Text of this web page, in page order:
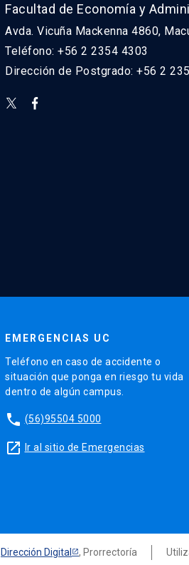
Facultad de Economía y
Avda. Vicuña Mackenna 4860,
Teléfono: +56 2 2354 4303
Dirección de Postgrado: +56 2
EMERGENCIAS UC
Teléfono en caso de accidente o
situación que ponga en riesgo tu vida
dentro de algún campus.
phone (56)95504 5000
launch Ir al sitio de Emergencias
Dirección Digital , Prorrectoría